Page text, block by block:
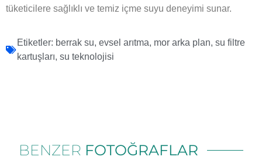
tüketicilere sağlıklı ve temiz içme suyu deneyimi sunar.
Etiketler: berrak su, evsel arıtma, mor arka plan, su filtre
kartuşları, su teknolojisi
BENZER FOTOĞRAFLAR